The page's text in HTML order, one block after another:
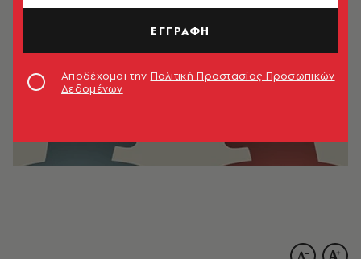
ΕΓΓΡΑΦΗ
Αποδέχομαι την Πολιτική Προστασίας Προσωπικών
Δεδομένων